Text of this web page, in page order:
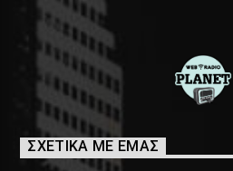
ΣΧΕΤΙΚΑ ΜΕ ΕΜΑΣ